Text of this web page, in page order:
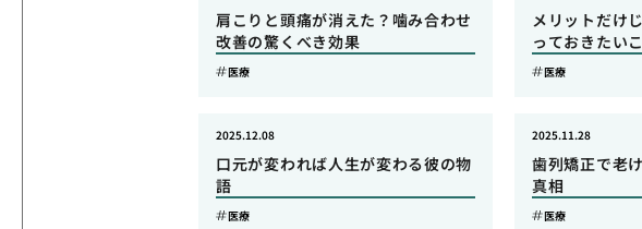
肩こりと頭痛が消えた？噛み合わせ
改善の驚くべき効果
医療
メリットだけ
っておきたい
医療
口元が変われば人生が変わる彼の物
語
2025.12.08
医療
歯列矯正で老
真相
2025.11.28
医療